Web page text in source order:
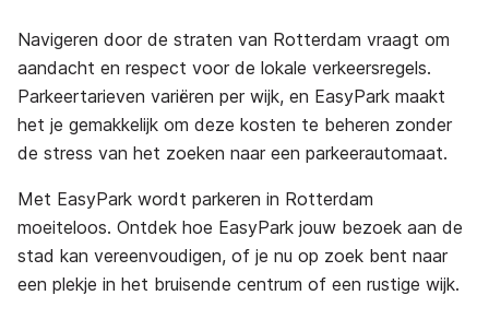
Navigeren door de straten van Rotterdam vraagt om
aandacht en respect voor de lokale verkeersregels.
Parkeertarieven variëren per wijk, en EasyPark maakt
het je gemakkelijk om deze kosten te beheren zonder
de stress van het zoeken naar een parkeerautomaat.
Met EasyPark wordt parkeren in Rotterdam
moeiteloos. Ontdek hoe EasyPark jouw bezoek aan de
stad kan vereenvoudigen, of je nu op zoek bent naar
een plekje in het bruisende centrum of een rustige wijk.